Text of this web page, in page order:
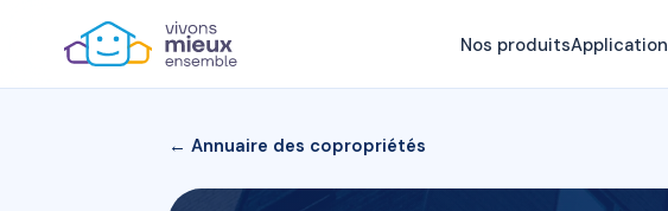
Nos produitsApplication
← Annuaire des copropriétés